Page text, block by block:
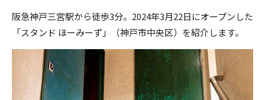
阪急神戸三宮駅から徒歩3分。2024年3月22日にオープンした
「スタンド ほーみーず」（神戸市中央区）を紹介します。